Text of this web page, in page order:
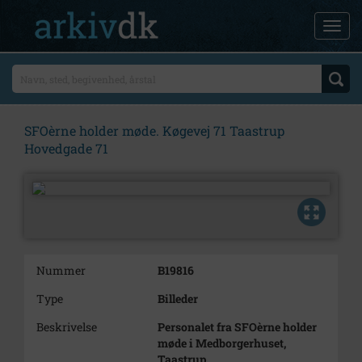
SFOèrne holder møde. Køgevej 71 Taastrup
Hovedgade 71
Nummer
B19816
Type
Billeder
Beskrivelse
Personalet fra SFOèrne holder
møde i Medborgerhuset,